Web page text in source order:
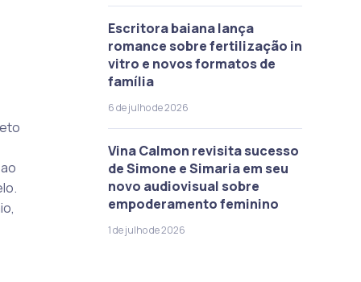
Escritora baiana lança
romance sobre fertilização in
vitro e novos formatos de
família
6 de julho de 2026
Vina Calmon revisita sucesso
de Simone e Simaria em seu
novo audiovisual sobre
empoderamento feminino
1 de julho de 2026